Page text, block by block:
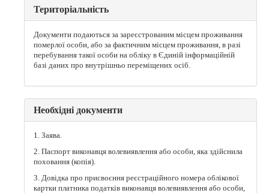
Територіальність
Документи подаються за зареєстрованим місцем проживання
померлої особи, або за фактичним місцем проживання, в разі
перебування такої особи на обліку в Єдиній інформаційній
базі даних про внутрішньо переміщених осіб.
Необхідні документи
1. Заява.
2. Паспорт виконавця волевиявлення або особи, яка здійснила
поховання (копія).
3. Довідка про присвоєння реєстраційного номера облікової
картки платника податків виконавця волевиявлення або особи,